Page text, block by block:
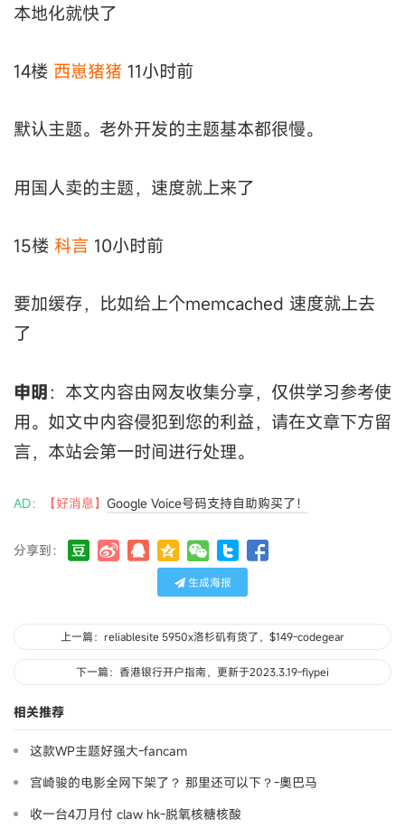
本地化就快了
14楼 西崽猪猪 11小时前
默认主题。老外开发的主题基本都很慢。
用国人卖的主题，速度就上来了
15楼 科言 10小时前
要加缓存，比如给上个memcached 速度就上去
了
申明：本文内容由网友收集分享，仅供学习参考使
用。如文中内容侵犯到您的利益，请在文章下方留
言，本站会第一时间进行处理。
AD： 【好消息】 Google Voice号码支持自助购买了！
分享到：
生成海报
上一篇：reliablesite 5950x洛杉矶有货了，$149-codegear
下一篇：香港银行开户指南，更新于2023.3.19-flypei
相关推荐
这款WP主题好强大-fancam
宫崎骏的电影全网下架了？ 那里还可以下？-奧巴马
收一台4刀月付 claw hk-脱氧核糖核酸